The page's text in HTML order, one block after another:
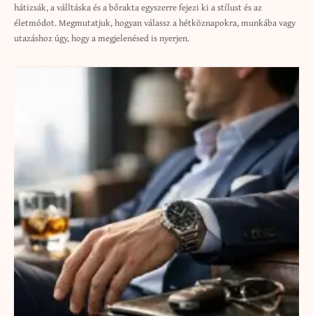
hátizsák, a válltáska és a bőrakta egyszerre fejezi ki a stílust és az
életmódot. Megmutatjuk, hogyan válassz a hétköznapokra, munkába vagy
utazáshoz úgy, hogy a megjelenésed is nyerjen.